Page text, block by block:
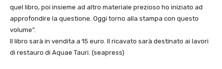
quel libro, poi insieme ad altro materiale prezioso ho iniziato ad
approfondire la questione. Oggi torno alla stampa con questo
volume”.
Il libro sarà in vendita a 15 euro. Il ricavato sarà destinato ai lavori
di restauro di Aquae Tauri. (seapress)